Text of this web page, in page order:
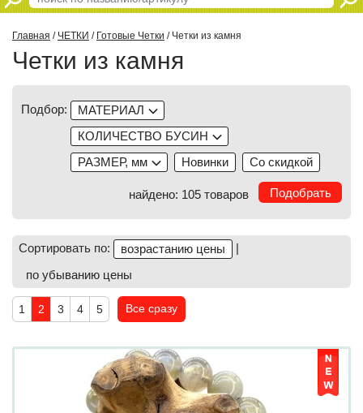
Главная / ЧЕТКИ / Готовые Четки / Четки из камня
Четки из камня
Подбор:
МАТЕРИАЛ
КОЛИЧЕСТВО БУСИН
РАЗМЕР, мм
Новинки Со скидкой
найдено: 105 товаров
Сортировать по: возрастанию цены
|
по убыванию цены
1 2 3 4 5 Все сразу